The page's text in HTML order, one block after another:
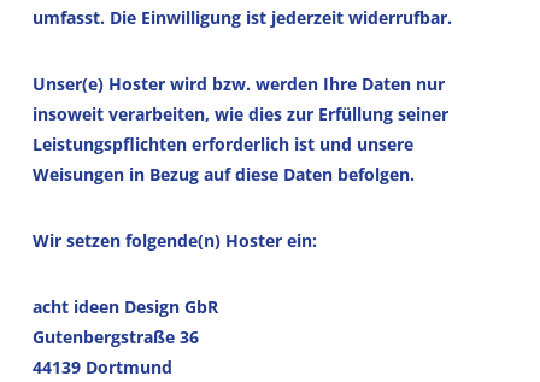
umfasst. Die Einwilligung ist jederzeit widerrufbar.
Unser(e) Hoster wird bzw. werden Ihre Daten nur
insoweit verarbeiten, wie dies zur Erfüllung seiner
Leistungspflichten erforderlich ist und unsere
Weisungen in Bezug auf diese Daten befolgen.
Wir setzen folgende(n) Hoster ein:
acht ideen Design GbR
Gutenbergstraße 36
44139 Dortmund